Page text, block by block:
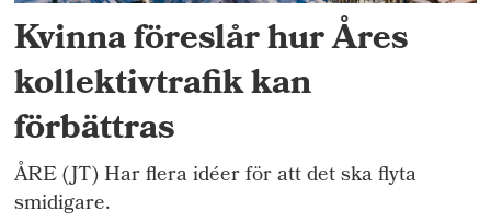
Kvinna föreslår hur Åres
kollektivtrafik kan
förbättras
ÅRE (JT) Har flera idéer för att det ska flyta
smidigare.